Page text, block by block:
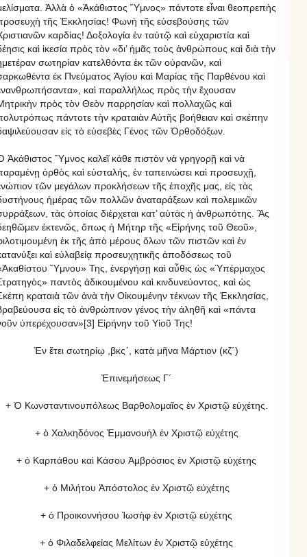
Ἀλλὰ ὁ «Ἀκάθιστος Ὕμνος» πάντοτε εἶναι θεοπρεπὴς
τῆς Ἐκκλησίας! Φωνὴ τῆς εὐσεβούσης τῶν
καρδίας! Δοξολογία ἐν ταὐτῷ καὶ εὐχαριστία καὶ
καὶ ἱκεσία πρὸς τὸν «δι’ ἡμᾶς τοὺς ἀνθρώπους καὶ διὰ τὴν
σωτηρίαν κατελθόντα ἐκ τῶν οὐρανῶν, καὶ
ἐκ Πνεύματος Ἁγίου καὶ Μαρίας τῆς Παρθένου καὶ
καὶ παραλλήλως πρὸς τὴν ἔχουσαν
πρὸς τὸν Θεὸν παρρησίαν καὶ πολλαχῶς καὶ
πάντοτε τὴν κραταιὰν Αὐτῆς βοήθειαν καὶ σκέπην
εἰς τὸ εὐσεβὲς Γένος τῶν Ὀρθοδόξων.
Ἀκάθιστος Ὕμνος καλεῖ κάθε πιστὸν νὰ γρηγορῇ καὶ νὰ
ὀρθὸς καὶ εὐσταλής, ἐν ταπεινώσει καὶ προσευχῇ,
τῶν μεγάλων προκλήσεων τῆς ἐποχῆς μας, εἰς τὰς
ἡμέρας τῶν πολλῶν ἀναταράξεων καὶ πολεμικῶν
τὰς ὁποίας διέρχεται κατ’ αὐτὰς ἡ ἀνθρωπότης. Ἂς
ἐκτενῶς, ὅπως ἡ Μήτηρ τῆς «Εἰρήνης τοῦ Θεοῦ»,
ἐκ τῆς ἀπὸ μέρους ὅλων τῶν πιστῶν καὶ ἐν
καὶ εὐλαβείᾳ προσευχητικῆς ἀποδόσεως τοῦ
Ὕμνου» Της, ἐνεργήσῃ καὶ αὖθις ὡς «Ὑπέρμαχος
παντὸς ἀδικουμένου καὶ κινδυνεύοντος, καὶ ὡς
κραταιὰ τῶν ἀνὰ τὴν Οἰκουμένην τέκνων τῆς Ἐκκλησίας,
εἰς τὸ ἀνθρώπινον γένος τὴν ἀληθῆ καὶ «πάντα
ὑπερέχουσαν»[3] Εἰρήνην τοῦ Υἱοῦ Της!
Ἐν ἔτει σωτηρίῳ ,βκς´, κατὰ μῆνα Μάρτιον (κζ´)
Ἐπινεμήσεως Γ´
+ Ὁ Κωνσταντινουπόλεως Βαρθολομαῖος ἐν Χριστῷ εὐχέτης.
+ ὁ Χαλκηδόνος Ἐμμανουὴλ ἐν Χριστῷ εὐχέτης
+ ὁ Καρπάθου καὶ Κάσου Ἀμβρόσιος ἐν Χριστῷ εὐχέτης
+ ὁ Μιλήτου Ἀπόστολος ἐν Χριστῷ εὐχέτης
+ ὁ Προικοννήσου Ἰωσὴφ ἐν Χριστῷ εὐχέτης
+ ὁ Φιλαδελφείας Μελίτων ἐν Χριστῷ εὐχέτης